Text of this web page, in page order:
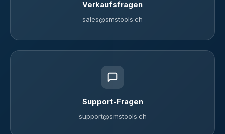
Verkaufsfragen
sales@smstools.ch
Support-Fragen
support@smstools.ch